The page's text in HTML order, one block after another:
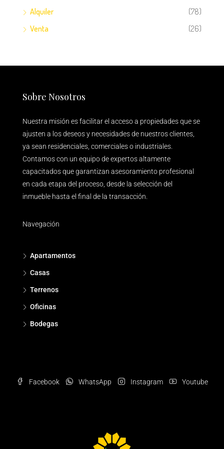
Alquiler
(78)
Venta
(26)
Sobre Nosotros
Nuestra misión es facilitar el acceso a propiedades que se
ajusten a los deseos y necesidades de nuestros clientes,
ya sean residenciales, comerciales o industriales.
Contamos con un equipo de expertos altamente
capacitados que garantizan asesoramiento profesional
en cada etapa del proceso, desde la selección del
inmueble hasta el final de la transacción.
Navegación
Apartamentos
Casas
Terrenos
Oficinas
Bodegas
Facebook WhatsApp Instagram Youtube